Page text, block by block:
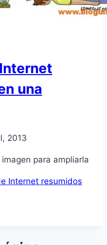
una
2013
para ampliarla
Internet resumidos